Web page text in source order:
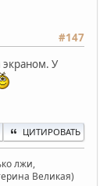
#147
У
ЦИТИРОВАТЬ
лжи,
Великая)